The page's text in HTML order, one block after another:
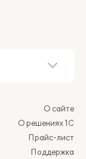
О сайте
О решениях 1С
Прайс-лист
Поддержка